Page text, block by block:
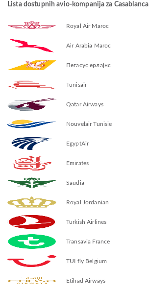
Lista dostupnih avio-kompanija za Casablanca
Royal Air Maroc
Air Arabia Maroc
Пегасус ерлајнс
Tunisair
Qatar Airways
Nouvelair Tunisie
EgyptAir
Emirates
Saudia
Royal Jordanian
Turkish Airlines
Transavia France
TUI fly Belgium
Etihad Airways